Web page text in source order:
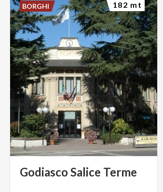
Godiasco Salice Terme
BORGHI 182 mt